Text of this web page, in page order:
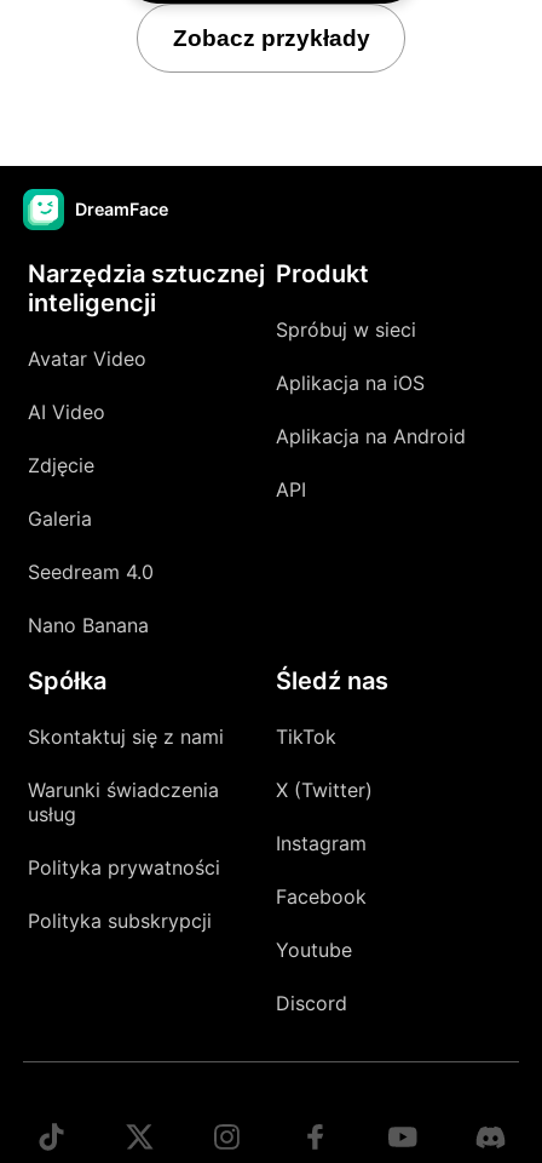
Zobacz przykłady
DreamFace
Narzędzia sztucznej
inteligencji
Avatar Video
AI Video
Zdjęcie
Galeria
Seedream 4.0
Nano Banana
Produkt
Spróbuj w sieci
Aplikacja na iOS
Aplikacja na Android
API
Spółka
Skontaktuj się z nami
Warunki świadczenia
usług
Polityka prywatności
Polityka subskrypcji
Śledź nas
TikTok
X (Twitter)
Instagram
Facebook
Youtube
Discord